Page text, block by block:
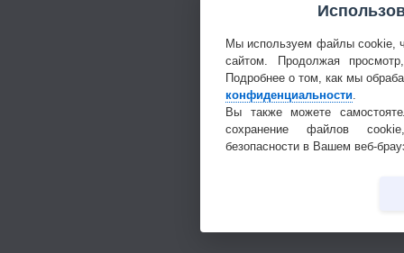
Мы используем файлы cookie,
сайтом. Продолжая
Подробнее о том, как мы
конфиденциальности
Вы также можете
сохранение файлов
безопасности в Вашем веб-